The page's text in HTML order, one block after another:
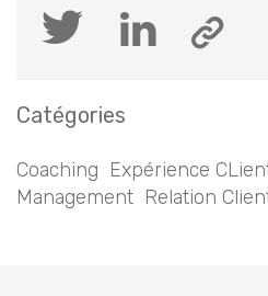
Catégories
Coaching Expérience
Management Relation